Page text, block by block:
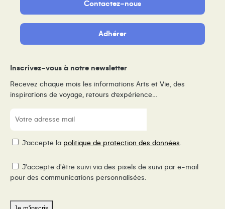
Contactez-nous
Adhérer
Inscrivez-vous à notre newsletter
Recevez chaque mois les informations Arts et Vie, des
inspirations de voyage, retours d’expérience…
E-
mail
RGPDJ’accepte la politique de protection des données.
Pixel
de
J'accepte d'être suivi via des pixels de suivi par e-mail
pour des communications personnalisées.